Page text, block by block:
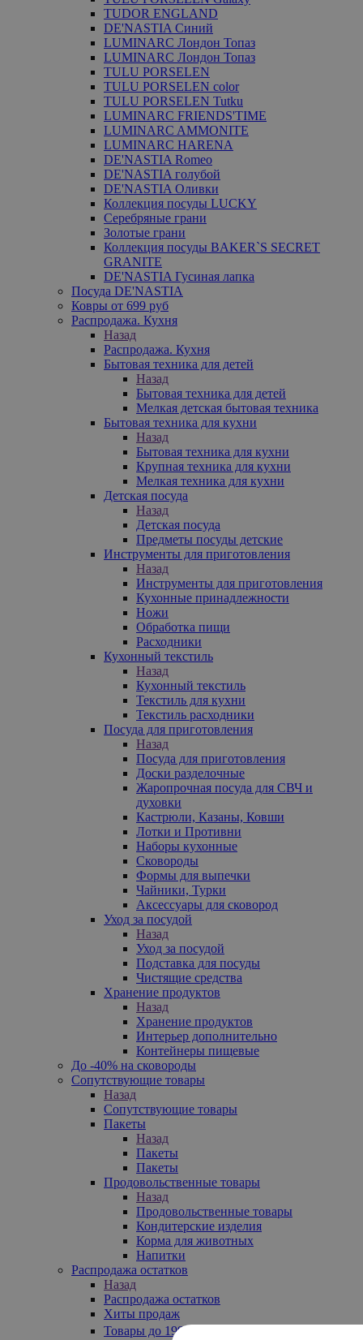
TUDOR ENGLAND
DE'NASTIA Синий
LUMINARC Лондон Топаз
LUMINARC Лондон Топаз
TULU PORSELEN
TULU PORSELEN color
TULU PORSELEN Tutku
LUMINARC FRIENDS'TIME
LUMINARC AMMONITE
LUMINARC HARENA
DE'NASTIA Romeo
DE'NASTIA голубой
DE'NASTIA Оливки
Коллекция посуды LUCKY
Серебряные грани
Золотые грани
Коллекция посуды BAKER`S SECRET
GRANITE
DE'NASTIA Гусиная лапка
Посуда DE'NASTIA
Ковры от 699 руб
Распродажа. Кухня
Назад
Распродажа. Кухня
Бытовая техника для детей
Назад
Бытовая техника для детей
Мелкая детская бытовая техника
Бытовая техника для кухни
Назад
Бытовая техника для кухни
Крупная техника для кухни
Мелкая техника для кухни
Детская посуда
Назад
Детская посуда
Предметы посуды детские
Инструменты для приготовления
Назад
Инструменты для приготовления
Кухонные принадлежности
Ножи
Обработка пищи
Расходники
Кухонный текстиль
Назад
Кухонный текстиль
Текстиль для кухни
Текстиль расходники
Посуда для приготовления
Назад
Посуда для приготовления
Доски разделочные
Жаропрочная посуда для СВЧ и
духовки
Кастрюли, Казаны, Ковши
Лотки и Противни
Наборы кухонные
Сковороды
Формы для выпечки
Чайники, Турки
Аксессуары для сковород
Уход за посудой
Назад
Уход за посудой
Подставка для посуды
Чистящие средства
Хранение продуктов
Назад
Хранение продуктов
Интерьер дополнительно
Контейнеры пищевые
До -40% на сковороды
Сопутствующие товары
Назад
Сопутствующие товары
Пакеты
Назад
Пакеты
Пакеты
Продовольственные товары
Назад
Продовольственные товары
Кондитерские изделия
Корма для животных
Напитки
Распродажа остатков
Назад
Распродажа остатков
Хиты продаж
Товары до 199₽